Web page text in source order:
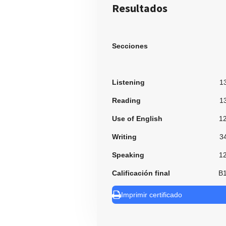
Resultados
Secciones
Listening
Reading
Use of English 12
Writing
Speaking 12
Calificación final
Imprimir certificado